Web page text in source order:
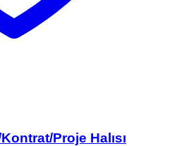
Proje Halısı